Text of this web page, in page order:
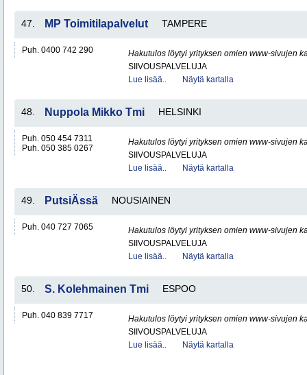
47. MP Toimitilapalvelut TAMPERE
Puh. 0400 742 290
Hakutulos löytyi yrityksen omien www-sivujen
SIIVOUSPALVELUJA
Lue lisää..
Näytä kartalla
48. Nuppola Mikko Tmi HELSINKI
Puh. 050 454 7311
Puh. 050 385 0267
Hakutulos löytyi yrityksen omien www-sivujen
SIIVOUSPALVELUJA
Lue lisää..
Näytä kartalla
49. PutsiÄssä NOUSIAINEN
Puh. 040 727 7065
Hakutulos löytyi yrityksen omien www-sivujen
SIIVOUSPALVELUJA
Lue lisää..
Näytä kartalla
50. S. Kolehmainen Tmi ESPOO
Puh. 040 839 7717
Hakutulos löytyi yrityksen omien www-sivujen
SIIVOUSPALVELUJA
Lue lisää..
Näytä kartalla